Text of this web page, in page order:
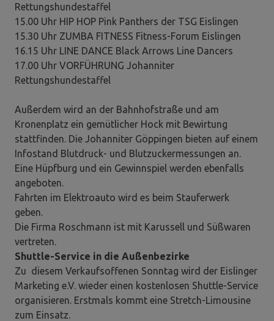
Rettungshundestaffel
15.00 Uhr HIP HOP Pink Panthers der TSG Eislingen
15.30 Uhr ZUMBA FITNESS Fitness-Forum Eislingen
16.15 Uhr LINE DANCE Black Arrows Line Dancers
17.00 Uhr VORFÜHRUNG Johanniter
Rettungshundestaffel
Außerdem wird an der Bahnhofstraße und am
Kronenplatz ein gemütlicher Hock mit Bewirtung
stattfinden. Die Johanniter Göppingen bieten auf einem
Infostand Blutdruck- und Blutzuckermessungen an.
Eine Hüpfburg und ein Gewinnspiel werden ebenfalls
angeboten.
Fahrten im Elektroauto wird es beim Stauferwerk
geben.
Die Firma Roschmann ist mit Karussell und Süßwaren
vertreten.
Shuttle-Service in die Außenbezirke
Zu diesem Verkaufsoffenen Sonntag wird der Eislinger
Marketing e.V. wieder einen kostenlosen Shuttle-Service
organisieren. Erstmals kommt eine Stretch-Limousine
zum Einsatz.